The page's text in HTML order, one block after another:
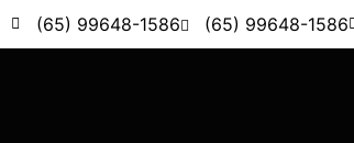
(65) 99648-1586 (65) 99648-1586